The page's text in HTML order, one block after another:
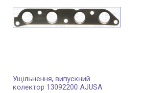
Ущільнення, випускний
колектор 13092200 AJUSA